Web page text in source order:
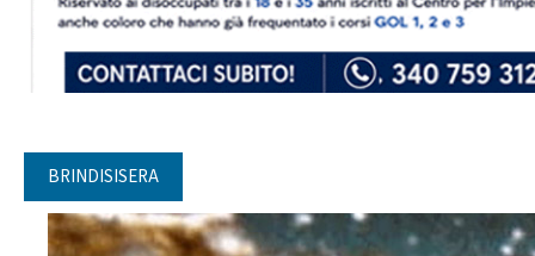
BRINDISISERA